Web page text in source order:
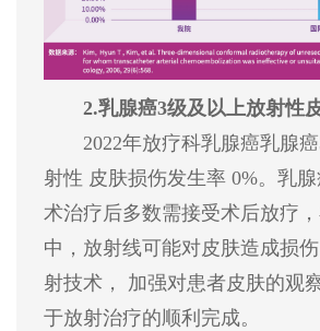
2.乳腺癌3级及以上放射性
2022年放疗科乳腺癌乳腺癌
射性 皮肤损伤发生率 0%。乳
术治疗后多数需接受术后放疗
中，放射线可能对皮肤造成损
射技术， 加强对患者皮肤的观
于放射治疗的顺利完成。